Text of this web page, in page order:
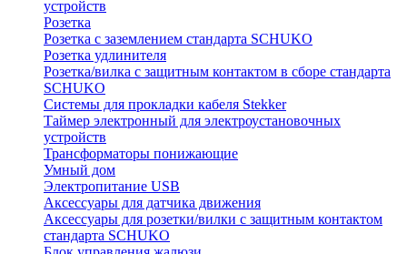
устройств
Розетка
Розетка с заземлением стандарта SCHUKO
Розетка удлинителя
Розетка/вилка с защитным контактом в сборе стандарта
SCHUKO
Системы для прокладки кабеля Stekker
Таймер электронный для электроустановочных
устройств
Трансформаторы понижающие
Умный дом
Электропитание USB
Аксессуары для датчика движения
Аксессуары для розетки/вилки с защитным контактом
стандарта SCHUKO